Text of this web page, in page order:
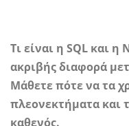
Τι είναι η SQL και η
ακριβής διαφορά
Μάθετε πότε να τα
πλεονεκτήματα και
καθενός.